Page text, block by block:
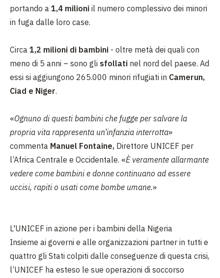
portando a 1,4 milioni il numero complessivo dei minori
in fuga dalle loro case.
Circa 1,2 milioni di bambini - oltre metà dei quali con
meno di 5 anni – sono gli sfollati nel nord del paese. Ad
essi si aggiungono 265.000 minori rifugiati in Camerun,
Ciad e Niger.
«Ognuno di questi bambini che fugge per salvare la
propria vita rappresenta un’infanzia interrotta»
commenta Manuel Fontaine, Direttore UNICEF per
l’Africa Centrale e Occidentale. «È veramente allarmante
vedere come bambini e donne continuano ad essere
uccisi, rapiti o usati come bombe umane.»
L'UNICEF in azione per i bambini della Nigeria
Insieme ai governi e alle organizzazioni partner in tutti e
quattro gli Stati colpiti dalle conseguenze di questa crisi,
l’UNICEF ha esteso le sue operazioni di soccorso